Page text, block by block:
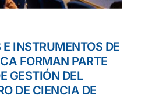
INSTRUMENTOS DE
FORMAN PARTE
GESTIÓN DEL
DE CIENCIA DE